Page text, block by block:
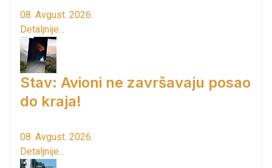
08. Avgust. 2026.
Detaljnije...
Stav: Avioni ne završavaju posao
do kraja!
08. Avgust. 2026.
Detaljnije...